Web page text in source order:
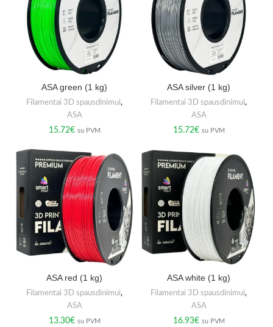
ASA green (1 kg)
Filamentai 3D spausdinimui,
ASA
15.72€ su PVM
ASA silver (1 kg)
Filamentai 3D spausdinimui,
ASA
15.72€ su PVM
ASA red (1 kg)
Filamentai 3D spausdinimui,
ASA
13.30€ su PVM
ASA white (1 kg)
Filamentai 3D spausdinimui,
ASA
16.93€ su PVM